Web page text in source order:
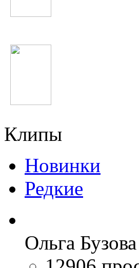
Клипы
Новинки
Редкие
Ольга Бузова